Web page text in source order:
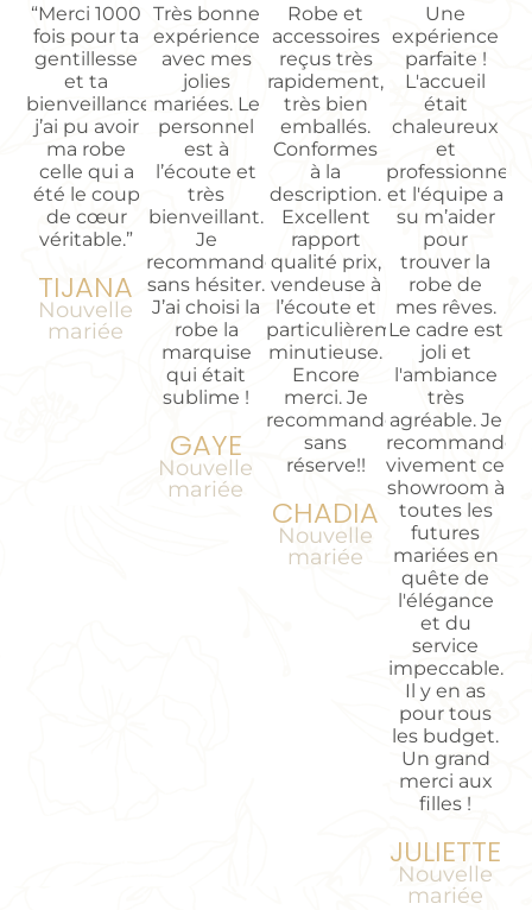
“Merci 1000
fois pour ta
gentillesse
et ta
bienveillance
j’ai pu avoir
ma robe
celle qui a
été le coup
de cœur
véritable.”
TIJANA
Nouvelle
mariée
Très bonne
expérience
avec mes
jolies
mariées. Le
personnel
est à
l’écoute et
très
bienveillant.
Je
recommande
sans hésiter.
J’ai choisi la
robe la
marquise
qui était
sublime !
GAYE
Nouvelle
mariée
Robe et
accessoires
reçus très
rapidement,
très bien
emballés.
Conformes
à la
description.
Excellent
rapport
qualité prix,
vendeuse à
l’écoute et
particulièrement
minutieuse.
Encore
merci. Je
recommande
sans
réserve!!
CHADIA
Nouvelle
mariée
Une
expérience
parfaite !
L'accueil
était
chaleureux
et
professionnel,
et l'équipe a
su m’aider
pour
trouver la
robe de
mes rêves.
Le cadre est
joli et
l'ambiance
très
agréable. Je
recommande
vivement ce
showroom à
toutes les
futures
mariées en
quête de
l'élégance
et du
service
impeccable.
Il y en as
pour tous
les budget.
Un grand
merci aux
filles !
JULIETTE
Nouvelle
mariée